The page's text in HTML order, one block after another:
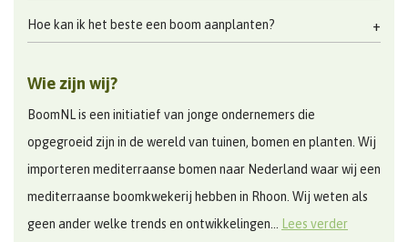
Hoe kan ik het beste een boom aanplanten?
Wie zijn wij?
BoomNL is een initiatief van jonge ondernemers die
opgegroeid zijn in de wereld van tuinen, bomen en planten. Wij
importeren mediterraanse bomen naar Nederland waar wij een
mediterraanse boomkwekerij hebben in Rhoon. Wij weten als
geen ander welke trends en ontwikkelingen...
Lees verder